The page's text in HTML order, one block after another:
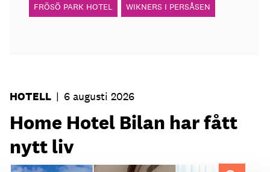
FRÖSÖ PARK HOTEL WIKNERS I PERSÅSEN
HOTELL | 6 augusti 2026
Home Hotel Bilan har fått
nytt liv